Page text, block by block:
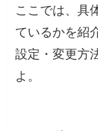
ここでは、具
ているかを紹
設定・変更方
よ。